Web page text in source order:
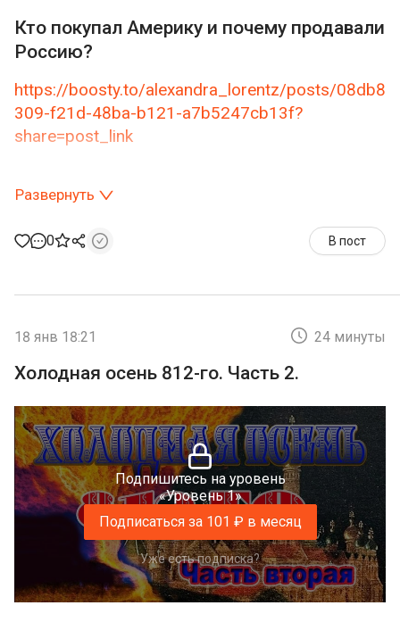
Кто покупал Америку и почему продавали
Россию?
https://boosty.to/alexandra_lorentz/posts/08db8
309-f21d-48ba-b121-a7b5247cb13f?
share=post_link
Развернуть
0 В пост
18 янв 18:21 24 минуты
Холодная осень 812-го. Часть 2.
Подпишитесь на уровень
«Уровень 1»
Подписаться за 101 ₽ в месяц
Уже есть подписка?